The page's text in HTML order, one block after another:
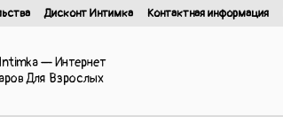
Дисконт Интимка Контактная информация